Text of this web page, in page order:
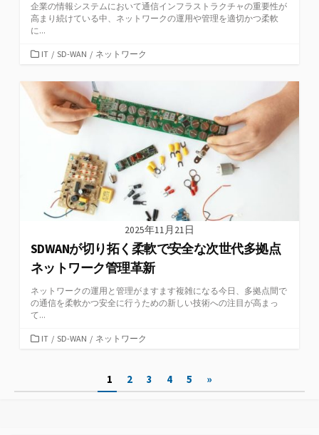
企業の情報システムにおいて通信インフラストラクチャの重要性が
高まり続けている中、ネットワークの運用や管理を適切かつ柔軟
に...
カ
ゴ
IT / SD-WAN / ネットワーク
2025年11月21日
SDWANが切り拓く柔軟で安全な次世代多拠点
ネットワーク管理革新
ネットワークの運用と管理がますます複雑になる今日、多拠点間で
の通信を柔軟かつ安全に行うための新しい技術への注目が高まっ
て...
カ
ー
IT / SD-WAN / ネットワーク
1 2 3 4 5 »